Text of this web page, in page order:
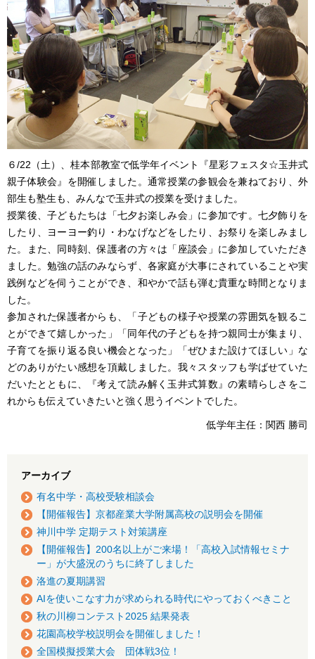
６/22（土）、桂本部教室で低学年イベント『星彩フェスタ☆玉井式
親子体験会』を開催しました。通常授業の参観会を兼ねており、外
部生も塾生も、みんなで玉井式の授業を受けました。
授業後、子どもたちは「七夕お楽しみ会」に参加です。七夕飾りを
したり、ヨーヨー釣り・わなげなどをしたり、お祭りを楽しみまし
た。また、同時刻、保護者の方々は「座談会」に参加していただき
ました。勉強の話のみならず、各家庭が大事にされていることや実
践例などを伺うことができ、和やかで話も弾む貴重な時間となりま
した。
参加された保護者からも、「子どもの様子や授業の雰囲気を観るこ
とができて嬉しかった」「同年代の子どもを持つ親同士が集まり、
子育てを振り返る良い機会となった」「ぜひまた設けてほしい」な
どのありがたい感想を頂戴しました。我々スタッフも学ばせていた
だいたとともに、『考えて読み解く玉井式算数』の素晴らしさをこ
れからも伝えていきたいと強く思うイベントでした。
低学年主任：関西 勝司
アーカイブ
有名中学・高校受験相談会
【開催報告】京都産業大学附属高校の説明会を開催
神川中学 定期テスト対策講座
【開催報告】200名以上がご来場！「高校入試情報セミナ
ー」が大盛況のうちに終了しました
洛進の夏期講習
AIを使いこなす力が求められる時代にやっておくべきこと
秋の川柳コンテスト2025 結果発表
花園高校学校説明会を開催しました！
全国模擬授業大会 団体戦3位！